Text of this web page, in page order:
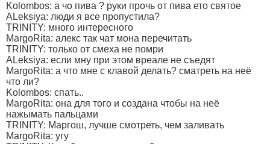
Kolombos: а чо пива ? руки прочь от пива ето святое
ALeksiya: люди я все пропустила?
TRINITY: много интересного
MargoRita: алекс так чат мона перечитать
TRINITY: только от смеха не помри
ALeksiya: если мну при этом вреале не съедят
MargoRita: а что мне с клавой делать? сматреть на неё
что ли?
Kolombos: спать..
MargoRita: она для того и создана чтобы на неё
нажымать пальцами
TRINITY: Маргош, лучше смотреть, чем заливать
MargoRita: угу